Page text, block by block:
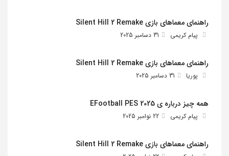
راهنمای معماهای بازی Silent Hill 2 Remake
پیام کریمی 31 دسامبر 2025
راهنمای معماهای بازی Silent Hill 2 Remake
پوریا 31 دسامبر 2025
همه چیز درباره ی EFootball PES 2025
پیام کریمی 22 نوامبر 2025
راهنمای معماهای بازی Silent Hill 2 Remake